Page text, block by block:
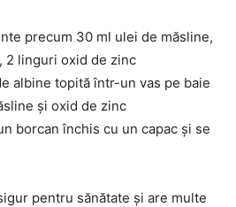
precum 30 ml ulei de măsline,
2 linguri oxid de zinc
albine topită într-un vas pe baie
și oxid de zinc
borcan închis cu un capac și se
pentru sănătate și are multe